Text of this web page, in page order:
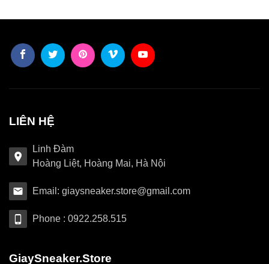
LIÊN HỆ
Linh Đàm
Hoàng Liệt, Hoàng Mai, Hà Nội
Email: giaysneaker.store@gmail.com
Phone : 0922.258.515
GiaySneaker.Store